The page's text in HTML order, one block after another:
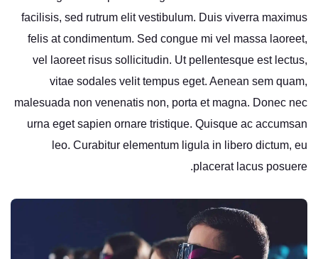
facilisis, sed rutrum elit vestibulum. Duis viverra maximus
felis at condimentum. Sed congue mi vel massa laoreet,
vel laoreet risus sollicitudin. Ut pellentesque est lectus,
vitae sodales velit tempus eget. Aenean sem quam,
malesuada non venenatis non, porta et magna. Donec nec
urna eget sapien ornare tristique. Quisque ac accumsan
leo. Curabitur elementum ligula in libero dictum, eu
placerat lacus posuere.